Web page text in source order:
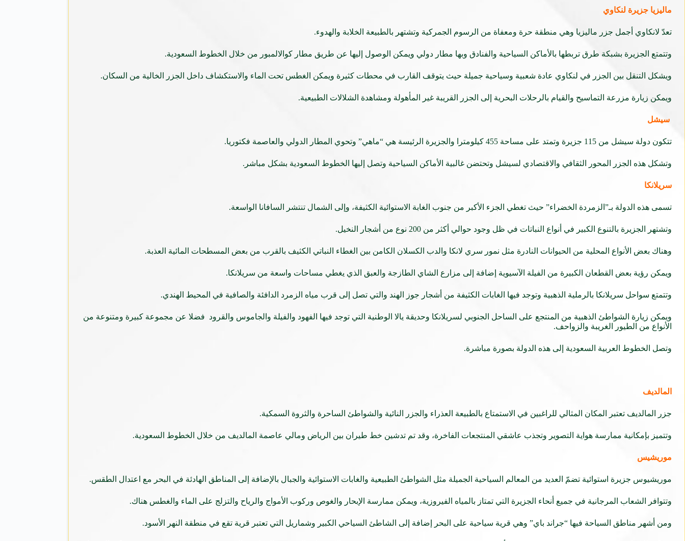
ماليزيا جزيرة لنكاوي
تعدّ لانكاوي أجمل جزر ماليزيا وهي منطقة حرة ومعفاة من الرسوم الجمركية وتشتهر بالطبيعة الخلابة والهدوء.
وتتمتع الجزيرة بشبكة طرق تربطها بالأماكن السياحية والفنادق وبها مطار دولي ويمكن الوصول إليها عن طريق مطار كوالالمبور من خلال الخطوط السعودية.
ويشكل التنقل بين الجزر في لنكاوي عادة شعبية وسياحية جميلة حيث يتوقف القارب في محطات كثيرة ويمكن الغطس تحت الماء والاستكشاف داخل الجزر الخالية من السكان.
ويمكن زيارة مزرعة التماسيح والقيام بالرحلات البحرية إلى الجزر القريبة غير المأهولة ومشاهدة الشلالات الطبيعية.
سيشل
تتكون دولة سيشل من 115 جزيرة وتمتد على مساحة 455 كيلومترا والجزيرة الرئيسة هي “ماهي” وتحوي المطار الدولي والعاصمة فكتوريا.
وتشكل هذه الجزر المحور الثقافي والاقتصادي لسيشل وتحتضن غالبية الأماكن السياحية وتصل إليها الخطوط السعودية بشكل مباشر.
سريلانكا
تسمى هذه الدولة بـ”الزمردة الخضراء” حيث تغطي الجزء الأكبر من جنوب الغابة الاستوائية الكثيفة، وإلى الشمال تنتشر السافانا الواسعة.
وتشتهر الجزيرة بالتنوع الكبير في أنواع النباتات في ظل وجود حوالي أكثر من 200 نوع من أشجار النخيل.
وهناك بعض الأنواع المحلية من الحيوانات النادرة مثل نمور سري لانكا والدب الكسلان الكامن بين الغطاء النباتي الكثيف بالقرب من بعض المسطحات المائية العذبة.
ويمكن رؤية بعض القطعان الكبيرة من الفيلة الآسيوية إضافة إلى مزارع الشاي الطازجة والعبق الذي يغطي مساحات واسعة من سريلانكا.
وتتمتع سواحل سريلانكا بالرملية الذهبية وتوجد فيها الغابات الكثيفة من أشجار جوز الهند والتي تصل إلى قرب مياه الزمرد الدافئة والصافية في المحيط الهندي.
ويمكن زيارة الشواطئ الذهبية من المنتجع على الساحل الجنوبي لسريلانكا وحديقة يالا الوطنية التي توجد فيها الفهود والفيلة والجاموس والقرود فضلا عن مجموعة كبيرة ومتنوعة من
الأنواع من الطيور الغريبة والزواحف.
وتصل الخطوط العربية السعودية إلى هذه الدولة بصورة مباشرة.
المالديف
جزر المالديف تعتبر المكان المثالي للراغبين في الاستمتاع بالطبيعة العذراء والجزر النائية والشواطئ الساحرة والثروة السمكية.
وتتميز بإمكانية ممارسة هواية التصوير وتجذب عاشقي المنتجعات الفاخرة، وقد تم تدشين خط طيران بين الرياض ومالي عاصمة المالديف من خلال الخطوط السعودية.
موريشيس
موريشيوس جزيرة استوائية تضمّ العديد من المعالم السياحية الجميلة مثل الشواطئ الطبيعية والغابات الاستوائية والجبال بالإضافة إلى المناطق الهادئة في البحر مع اعتدال الطقس.
وتتوافر الشعاب المرجانية في جميع أنحاء الجزيرة التي تمتاز بالمياه الفيروزية، ويمكن ممارسة الإبحار والغوص وركوب الأمواج والرياح والتزلج على الماء والغطس هناك.
ومن أشهر مناطق السياحة فيها “جراند باي” وهي قرية سياحية على البحر إضافة إلى الشاطئ السياحي الكبير وشماريل التي تعتبر قرية تقع في منطقة النهر الأسود.